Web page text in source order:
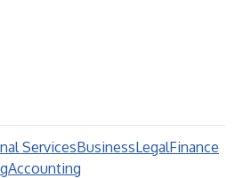
ServicesBusinessLegalFinance
Accounting